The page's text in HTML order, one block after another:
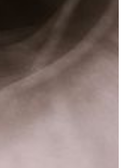
o środowisko, ogrzewając
interesie każdego z nas. W